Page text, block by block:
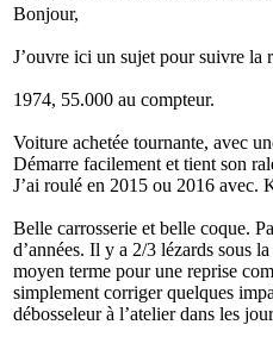
Bonjour,
J’ouvre ici un sujet pour suivre la
1974, 55.000 au compteur.
Voiture achetée tournante, avec
Démarre facilement et tient son
J’ai roulé en 2015 ou 2016 avec.
Belle carrosserie et belle coque.
d’années. Il y a 2/3 lézards sous
moyen terme pour une reprise
simplement corriger quelques
débosseleur à l’atelier dans les